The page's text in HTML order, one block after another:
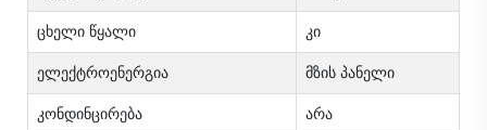
ცხელი წყალი კი
ელექტროენერგია მზის პანელი
კონდინცირება არა